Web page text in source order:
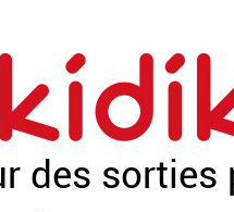
des sorties